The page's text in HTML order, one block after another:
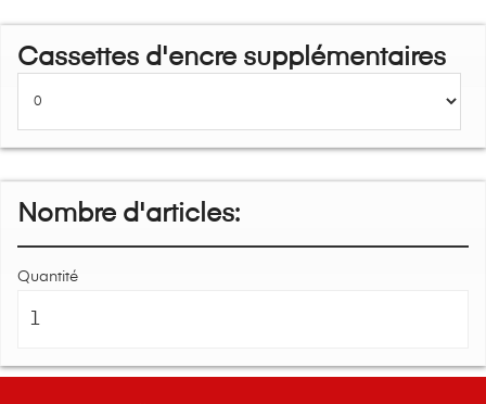
Cassettes d'encre supplémentaires
Nombre d'articles:
Quantité